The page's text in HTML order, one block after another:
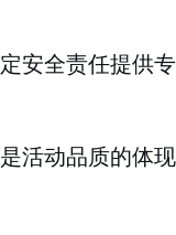
安全责任提供
活动品质的体